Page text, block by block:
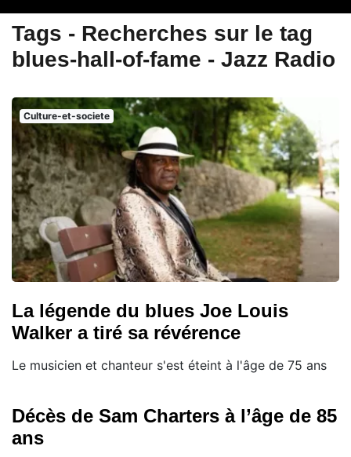
Tags - Recherches sur le tag
blues-hall-of-fame - Jazz Radio
Culture-et-societe
La légende du blues Joe Louis
Walker a tiré sa révérence
Le musicien et chanteur s'est éteint à l'âge de 75 ans
Décès de Sam Charters à l’âge de 85
ans